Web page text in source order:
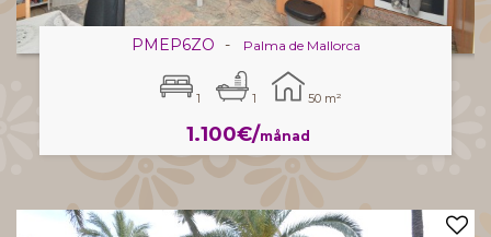
PMEP6ZO - Palma de Mallorca
1 1 50 m²
1.100€/månad